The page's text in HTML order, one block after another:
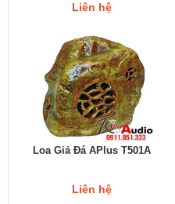
Liên hệ
Loa Giả Đá APlus T501A
Liên hệ